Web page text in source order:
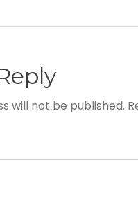
will not be published.